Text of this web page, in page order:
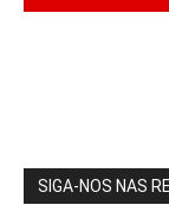
SIGA-NOS NAS